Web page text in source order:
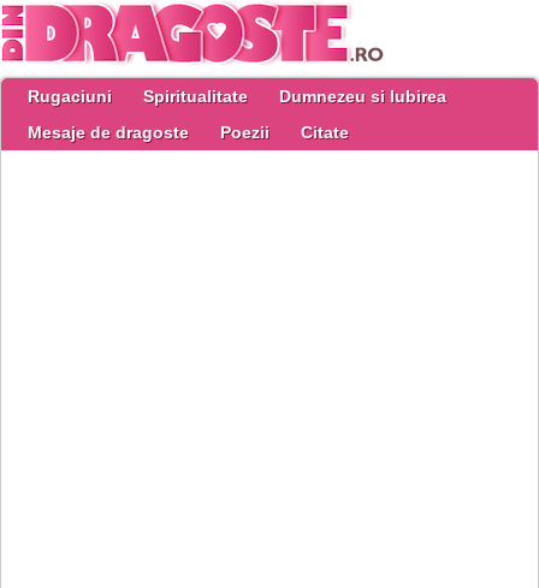
Rugaciuni Spiritualitate
Dumnezeu si Iubirea
Mesaje de dragoste
Poezii Citate